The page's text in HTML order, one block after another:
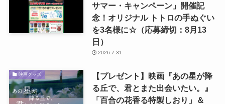
サマー・キャンペーン」開催記
念！オリジナル トトロの手ぬぐい
を3名様に☆（応募締切：8月13
日）
2026.7.31
映画グッズ
【プレゼント】映画『あの星が降
る丘で、君とまた出会いたい。』
「百合の花香る特製しおり」＆